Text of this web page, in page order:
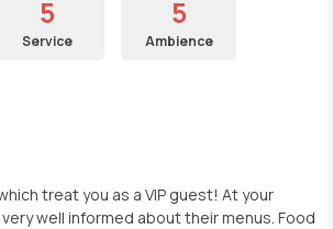
5
Service
5
Ambience
treat you as a VIP guest! At your
well informed about their menus. Food